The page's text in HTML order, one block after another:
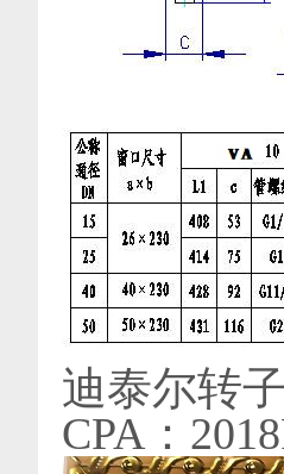
迪泰尔转
CPA：